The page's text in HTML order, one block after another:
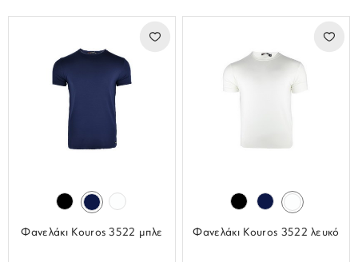
Φανελάκι Kouros 3522 μπλε Φανελάκι Kouros 3522 λευκό